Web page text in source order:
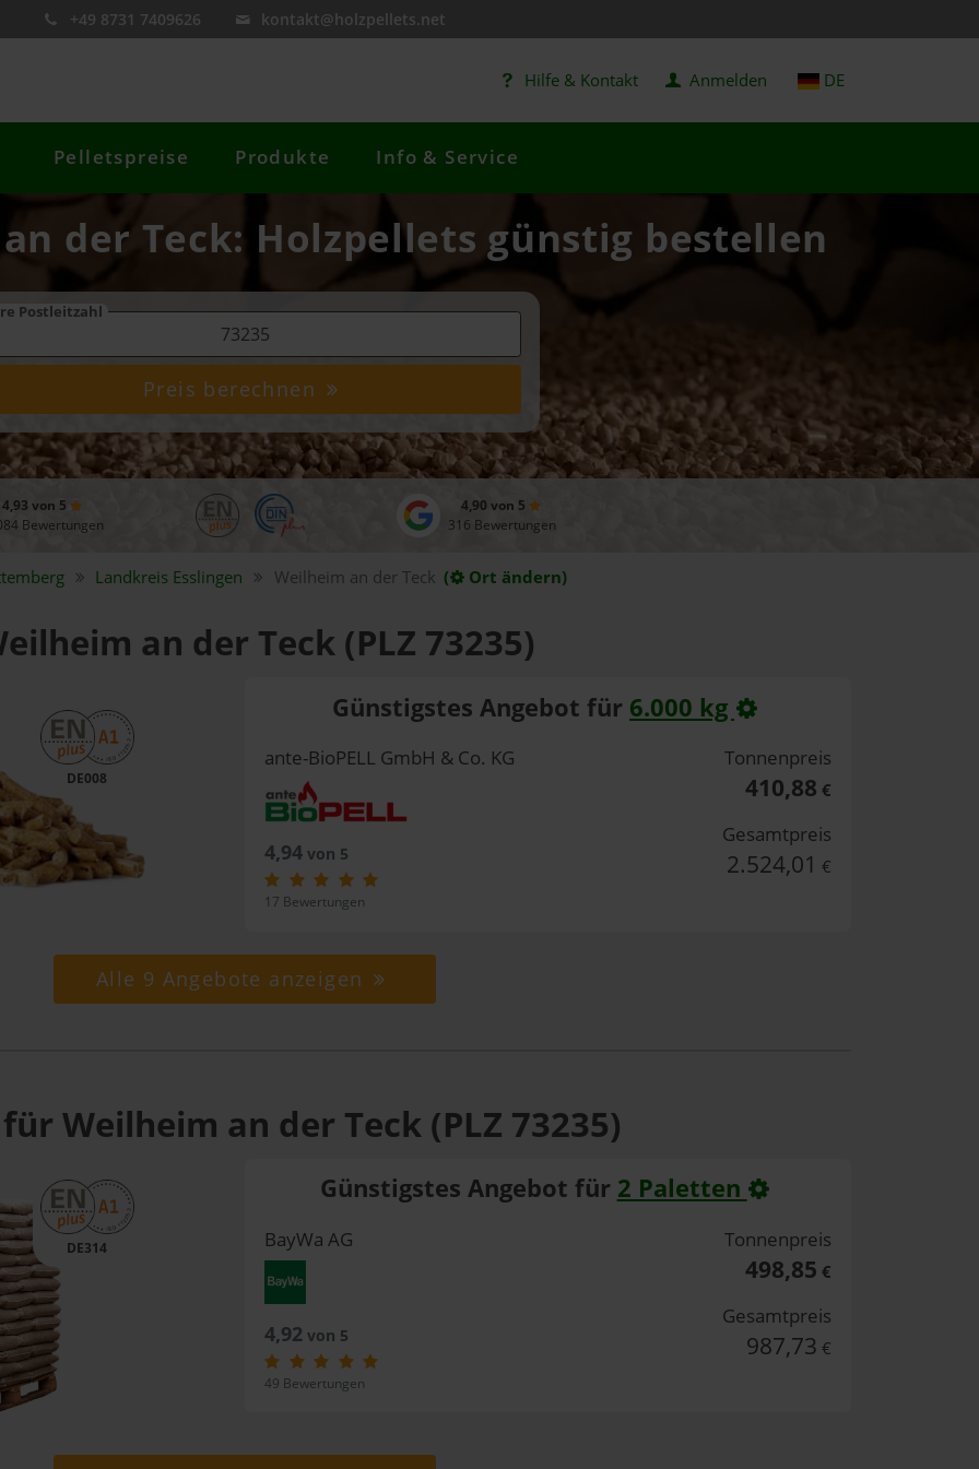
+49 8731 7409626 kontakt@holzpellets.net
Hilfe & Kontakt Anmelden DE
Pelletspreise Produkte Info & Service
der Teck: Holzpellets günstig bestellen
Postleitzahl
Preis berechnen
4,93 von 5
Bewertungen
4,90 von 5
316 Bewertungen
Landkreis Esslingen Weilheim an der Teck ( Ort ändern)
an der Teck (PLZ 73235)
DE008
Günstigstes Angebot für 6.000 kg
ante-BioPELL GmbH & Co. KG
4,94von 5
17 Bewertungen
Tonnenpreis
410,88 €
Gesamtpreis
2.524,01 €
Alle 9 Angebote anzeigen
Weilheim an der Teck (PLZ 73235)
DE314
Günstigstes Angebot für 2 Paletten
BayWa AG
4,92von 5
49 Bewertungen
Tonnenpreis
498,85 €
Gesamtpreis
987,73 €